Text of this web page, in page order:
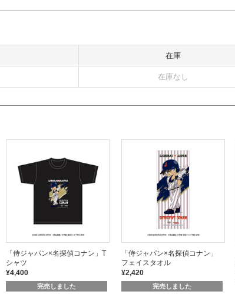
在庫
在庫なし
「侍ジャパン×名探偵コナン」T
シャツ
¥4,400
完売しました
「侍ジャパン×名探偵コナン」
フェイスタオル
¥2,420
完売しました